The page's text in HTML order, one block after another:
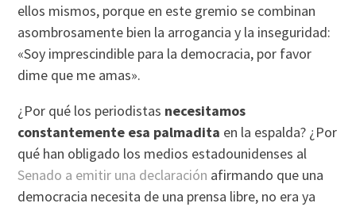
ellos mismos, porque en este gremio se combinan
asombrosamente bien la arrogancia y la inseguridad:
«Soy imprescindible para la democracia, por favor
dime que me amas».
¿Por qué los periodistas necesitamos
constantemente esa palmadita en la espalda? ¿Por
qué han obligado los medios estadounidenses al
Senado a emitir una declaración afirmando que una
democracia necesita de una prensa libre, no era ya